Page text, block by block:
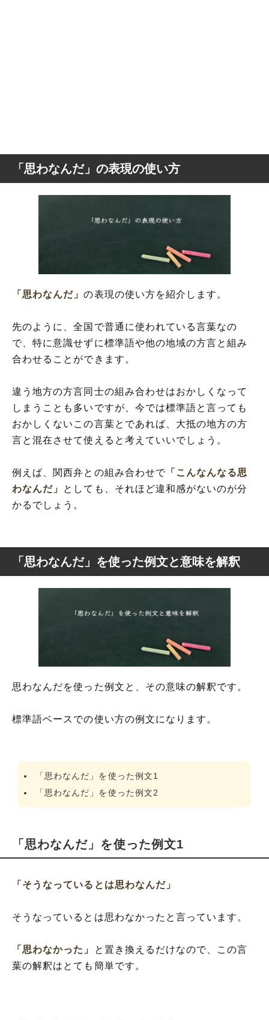
「思わなんだ」の表現の使い方
「思わなんだ」の表現の使い方を紹介します。
先のように、全国で普通に使われている言葉なの
で、特に意識せずに標準語や他の地域の方言と組み
合わせることができます。
違う地方の方言同士の組み合わせはおかしくなって
しまうことも多いですが、今では標準語と言っても
おかしくないこの言葉とであれば、大抵の地方の方
言と混在させて使えると考えていいでしょう。
例えば、関西弁との組み合わせで 「こんなんなる思
わなんだ」 としても、それほど違和感がないのが分
かるでしょう。
「思わなんだ」を使った例文と意味を解釈
思わなんだを使った例文と、その意味の解釈です。
標準語ベースでの使い方の例文になります。
「思わなんだ」を使った例文1
「思わなんだ」を使った例文2
「思わなんだ」を使った例文1
「そうなっているとは思わなんだ」
そうなっているとは思わなかったと言っています。
「思わなかった」
と置き換えるだけなので、この言
葉の解釈はとても簡単です。